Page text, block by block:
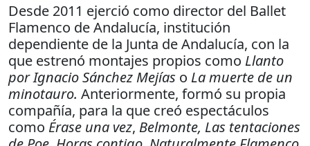
Desde 2011 ejerció como director del Ballet
Flamenco de Andalucía, institución
dependiente de la Junta de Andalucía, con la
que estrenó montajes propios como Llanto
por Ignacio Sánchez Mejías o La muerte de un
minotauro. Anteriormente, formó su propia
compañía, para la que creó espectáculos
como Érase una vez, Belmonte, Las tentaciones